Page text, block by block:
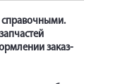
справочными.
заказ-